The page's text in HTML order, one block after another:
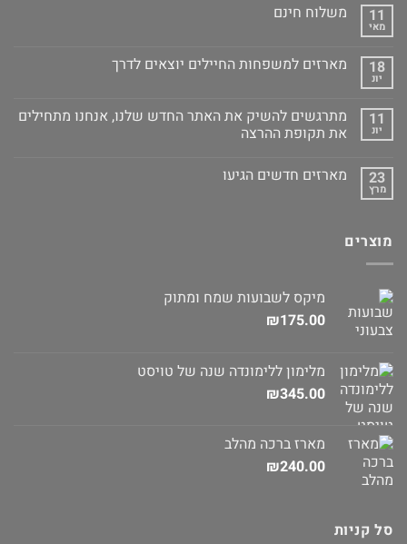
11
מאי
משלוח חינם
18
יונ
מארזים למשפחות החיילים יוצאים לדרך
11
יונ
מתרגשים להשיק את האתר החדש שלנו, אנחנו מתחילים
את תקופת ההרצה
23
מרץ
מארזים חדשים הגיעו
מוצרים
מיקס לשבועות שמח ומתוק
₪175.00
מלימון ללימונדה שנה של טויסט
₪345.00
מארז ברכה מהלב
₪240.00
סל קניות